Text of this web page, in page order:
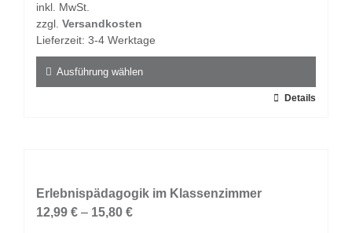
können
auf
Produktseite
gewählt
inkl. MwSt.
zzgl. Versandkosten
Lieferzeit: 3-4 Werktage
Ausführung wählen
auf.
Die
Details
Erlebnispädagogik im Klassenzimmer
12,99 € – 15,80 €